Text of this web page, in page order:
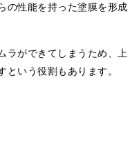
の性能を持った塗膜を形成
ラができてしまうため、上
いう役割もあります。